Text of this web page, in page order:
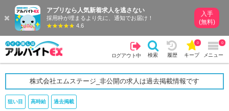
アプリなら人気新着求人を逃さない
採用枠が埋まるより先に、通知でお届け！
4.6
入手
(無料)
ログアウト中 検索 履歴 キープ
0
メニュー
0
株式会社エムステージ_非公開の求人は過去掲載情報です
狙い目 高時給 過去掲載